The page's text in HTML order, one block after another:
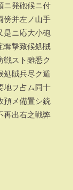
ニ発砲候ニ付
傍并左ノ山手
是ニ応大小砲
奪撃致候処賊
戦スト雖悉ク
処賊兵尽ク遁
地ヲ占ム同十
預メ備置シ銃
再出右之戦弊